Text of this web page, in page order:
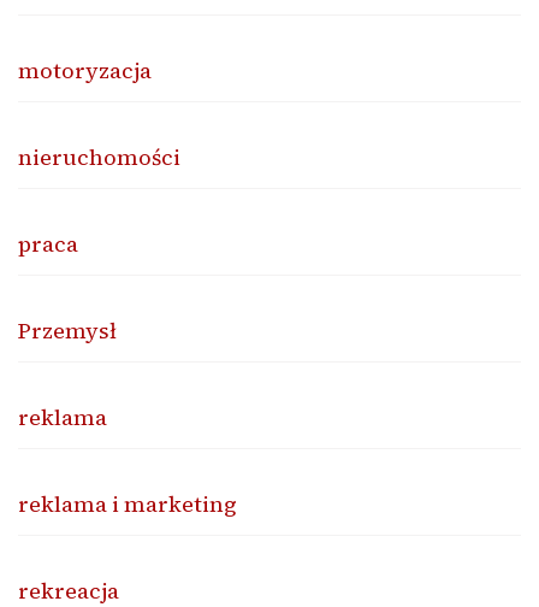
motoryzacja
nieruchomości
praca
Przemysł
reklama
reklama i marketing
rekreacja